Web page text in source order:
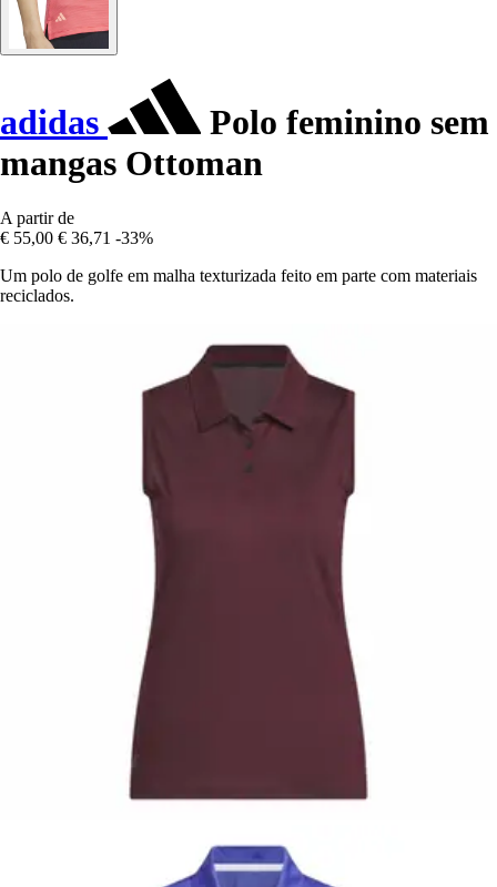
adidas
Polo feminino sem
mangas Ottoman
A partir de
€ 55,00 € 36,71 -33%
Um polo de golfe em malha texturizada feito em parte com materiais
reciclados.